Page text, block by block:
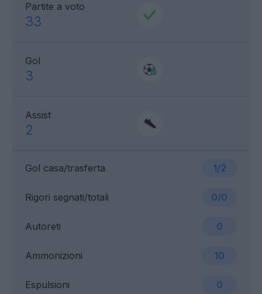
Partite a voto
33
Gol
3
Assist
2
Gol casa/trasferta 1/2
Ammonizioni 10
Rigori segnati/totali 0/0
Espulsioni 0
Autoreti 0